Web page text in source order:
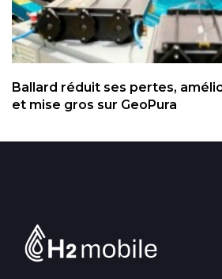
Ballard réduit ses pertes,
et mise gros sur GeoPura